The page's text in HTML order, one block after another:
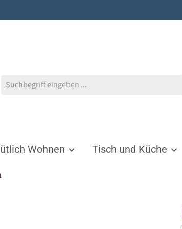
Wohnen Tisch und Küche